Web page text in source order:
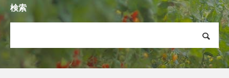
検索